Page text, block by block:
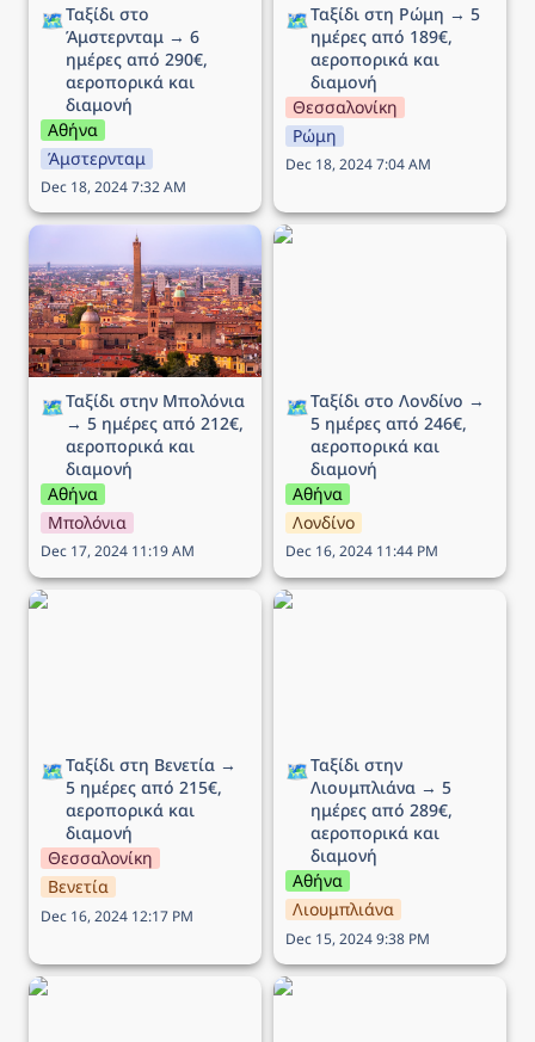
🗺️Ταξίδι στο
Άμστερνταμ → 6
ημέρες από 290€,
αεροπορικά και
διαμονή
Αθήνα
Άμστερνταμ
Dec 18, 2024 7:32 AM
🗺️Ταξίδι στη Ρώμη → 5
ημέρες από 189€,
αεροπορικά και
διαμονή
Θεσσαλονίκη
Ρώμη
Dec 18, 2024 7:04 AM
Ταξίδι στην Μπολόνια →
5 ημέρες από 212€,
αεροπορικά και διαμονή
🗺️Ταξίδι στην Μπολόνια
→ 5 ημέρες από 212€,
αεροπορικά και
διαμονή
Αθήνα
Μπολόνια
Dec 17, 2024 11:19 AM
Ταξίδι στο Λονδίνο → 5
🗺️Ταξίδι στο Λονδίνο →
5 ημέρες από 246€,
αεροπορικά και
διαμονή
Αθήνα
Λονδίνο
Dec 16, 2024 11:44 PM
Ταξίδι στη Βενετία → 5
🗺️Ταξίδι στη Βενετία →
5 ημέρες από 215€,
αεροπορικά και
διαμονή
Θεσσαλονίκη
Βενετία
Dec 16, 2024 12:17 PM
Ταξίδι στην Λιουμπλιάνα
🗺️Ταξίδι στην
Λιουμπλιάνα → 5
ημέρες από 289€,
αεροπορικά και
διαμονή
Αθήνα
Λιουμπλιάνα
Dec 15, 2024 9:38 PM
Ταξίδι στο Εδιμβούργο →
Ταξίδι στην Μάλτα → 5